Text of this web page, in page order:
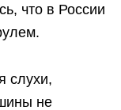
что в России
слухи,
не